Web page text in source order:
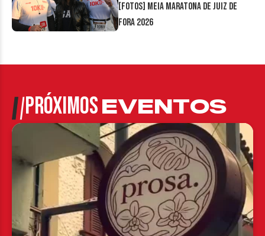
[FOTOS] Meia Maratona de Juiz de
Fora 2026
PRÓXIMOSEVENTOS